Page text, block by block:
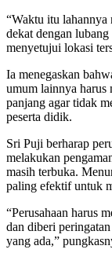
“Waktu itu lahannya
dekat dengan
menyetujui lokasi
Ia menegaskan
umum lainnya harus
panjang agar tidak
peserta didik.
Sri Puji berharap
melakukan
masih terbuka.
paling efektif untuk
“Perusahaan harus
dan diberi
yang ada,”